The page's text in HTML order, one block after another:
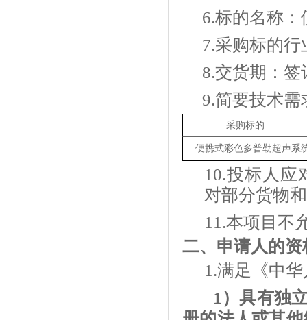
6.标的名称
7.采购标的
8.交货期：签
9.简要技术
采购标的
便携式彩色多普勒超声系
10.投标人应
对部分货物
11.本项目不
二、申请人的资
1.满足《中
1）具有独